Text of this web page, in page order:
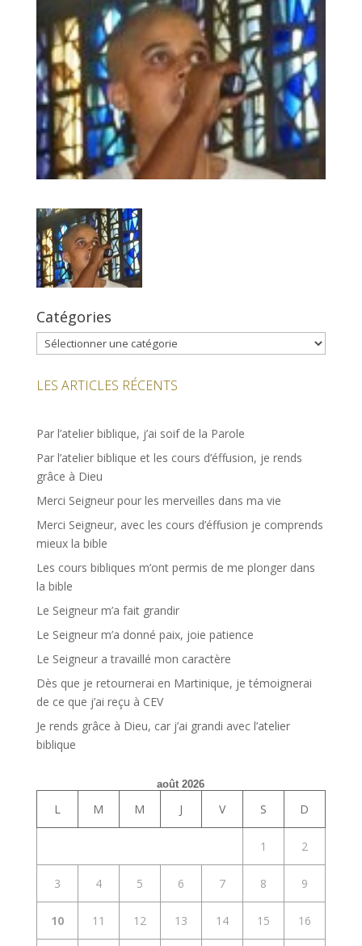
Catégories
Catégories
LES ARTICLES RÉCENTS
Par l’atelier biblique, j’ai soif de la Parole
Par l’atelier biblique et les cours d’éffusion, je rends
grâce à Dieu
Merci Seigneur pour les merveilles dans ma vie
Merci Seigneur, avec les cours d’éffusion je comprends
mieux la bible
Les cours bibliques m’ont permis de me plonger dans
la bible
Le Seigneur m’a fait grandir
Le Seigneur m’a donné paix, joie patience
Le Seigneur a travaillé mon caractère
Dès que je retournerai en Martinique, je témoignerai
de ce que j’ai reçu à CEV
Je rends grâce à Dieu, car j’ai grandi avec l’atelier
biblique
août 2026
L M M J V S D
1 2
3 4 5 6 7 8 9
10 11 12 13 14 15 16